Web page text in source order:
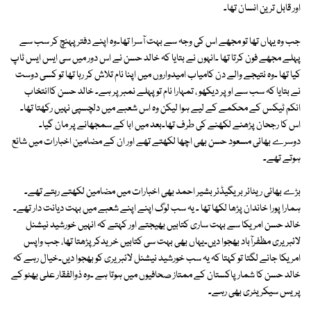
اور قابل ترین انسان تھا۔
جب وہ یہاں تھا تو مجھے اس کی وجہ سے بہت آسرا تھا۔وہ اپنے دفترپہنچ کر سب سے
پہلے مجھے فون کرتا تھا ۔انہوں نے بتایا کہ خالد حسن نے اس دور میں سی ایس ایس ٹاپ
کیا تھا ۔وہ نتیجے والے دن کامیاب امیدواروں میں اپنا نام تلاش کر رہا تھا تو کسی دوست
نے بتایا کہ سب سے اوپر دیکھو ، تمہارا نام تو پہلے نمبر پر ہے۔ خالد حسن کاانتخاب
انکم ٹیکس کے محکمے کے لیے ہوا لیکن وہ اس شعبے میں دلچسپی نہیں رکھتا تھا۔
اس کا رجحان پڑھنے لکھنے کی طرف تھا۔بعد میں ابا کے سمجھانے پر مان گیا۔
دوسرے بھائی مسعود حسن بھی اچھا لکھتے تھے اور ان کے مضامین اخبارات میں شائع
ہوتے تھے۔
بڑے بھائی ریٹائر بریگیڈئر بشیر احمد بھی اخبارات میں مضامین لکھتے رہتے تھے۔
ہمارا پورا خاندان پڑھا لکھا تھا ۔ یہ سب لوگ اپنے اپنے شعبے میں بہت دیانت دار تھے۔
خالد حسن امریکا سے بہت ساری کتابیں بھیجتے اور کہتے کہ انہیں خورشید نیشنل
لائبریری مظفرآباد بھجوا دیں۔یہاں بھی بہت سی کتابیں خریدکر پڑھتا تھا، جب واپس
امریکا جانے لگتا تو کہتا کہ یہ سب خورشید نیشنل لائبریری کو بھجوا دیں۔خیال رہے کہ
خالد حسن کا شمار پاکستان کے ممتاز صحافیوں میں ہوتا ہے ۔وہ ذوالفقار علی بھٹو کے
پریس سیکریٹری بھی رہے۔